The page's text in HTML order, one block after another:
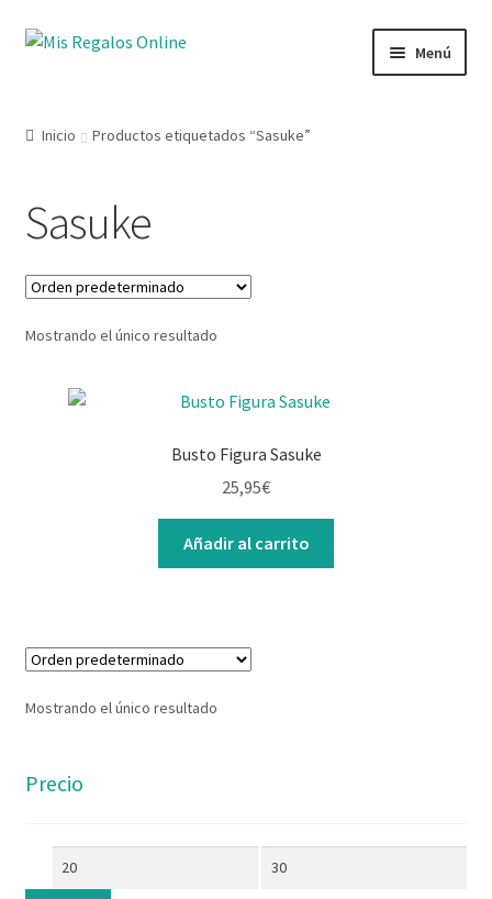
Menú
Secciones
Ofertas
Novedades
Lista de deseos
Inicio Productos etiquetados “Sasuke”
Sasuke
Mostrando el único resultado
Busto Figura Sasuke
25,95€
Añadir al carrito
Mostrando el único resultado
Precio